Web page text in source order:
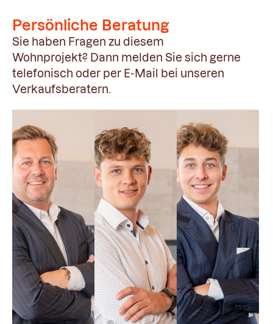
Persönliche Beratung
Sie haben Fragen zu diesem
Wohnprojekt? Dann melden Sie sich gerne
telefonisch oder per E-Mail bei unseren
Verkaufsberatern.